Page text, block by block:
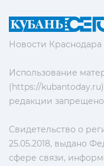
Новости Краснодара
Использование
(https://
редакции запрещено
Свидетельство о
25.05.2018, выдано
сфере связи,